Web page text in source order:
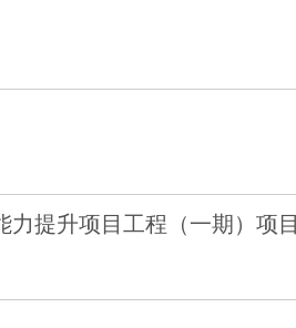
提升项目工程（一期）项目